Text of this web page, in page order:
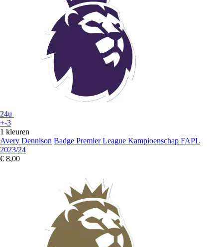
24u
+-3
1 kleuren
Avery Dennison Badge Premier League Kampioenschap FAPL
2023/24
€ 8,00